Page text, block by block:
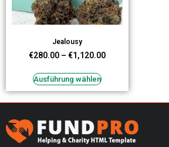
Jealousy
€280.00 – €1,120.00
Ausführung wählen